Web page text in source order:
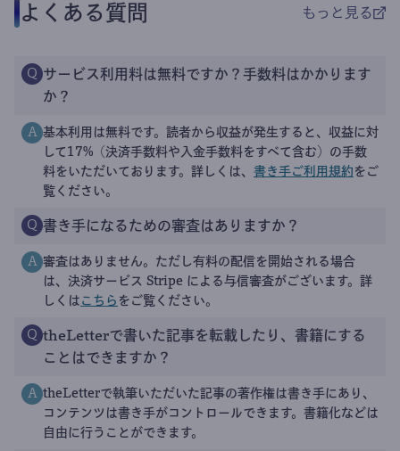
よくある質問 もっと見る
Q サービス利用料は無料ですか？手数料はかかります
か？
A 基本利用は無料です。読者から収益が発生すると、収益に対
して17%（決済手数料や入金手数料をすべて含む）の手数
料をいただいております。詳しくは、 書き手ご利用規約 をご
覧ください。
Q 書き手になるための審査はありますか？
A 審査はありません。ただし有料の配信を開始される場合
は、決済サービス Stripe による与信審査がございます。詳
しくは こちら をご覧ください。
Q theLetterで書いた記事を転載したり、書籍にする
ことはできますか？
A theLetterで執筆いただいた記事の著作権は書き手にあり、
コンテンツは書き手がコントロールできます。書籍化などは
自由に行うことができます。